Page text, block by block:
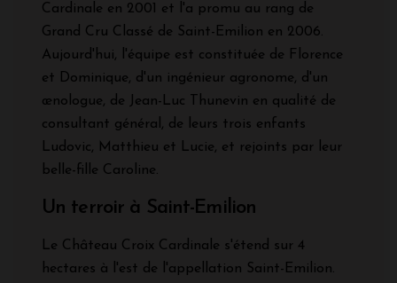
Cardinale en 2001 et l'a promu au rang de
Grand Cru Classé de Saint-Emilion en 2006.
Aujourd'hui, l'équipe est constituée de Florence
et Dominique, d'un ingénieur agronome, d'un
œnologue, de Jean-Luc Thunevin en qualité de
consultant général, de leurs trois enfants
Ludovic, Matthieu et Lucie, et rejoints par leur
belle-fille Caroline.
Un terroir à Saint-Emilion
Le Château Croix Cardinale s'étend sur 4
hectares à l'est de l'appellation Saint-Emilion.